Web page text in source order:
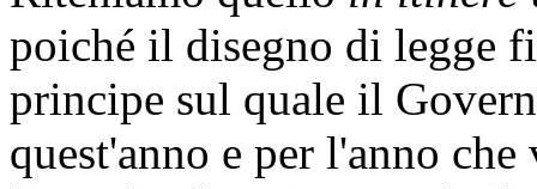
poiché il disegno di legge
principe sul quale il
quest'anno e per l'anno